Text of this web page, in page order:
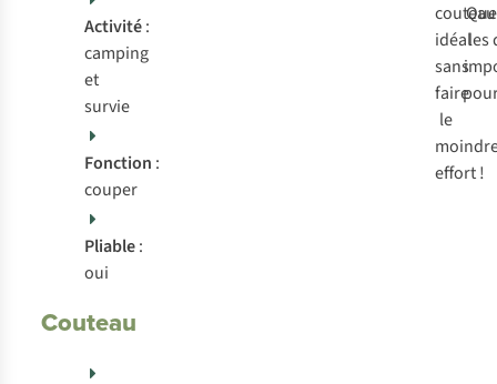
Activité:
camping
et
survie
Fonction :
couper
Pliable:
oui
Couteau
couteau
idéal
sans
faire
le
effort !
les